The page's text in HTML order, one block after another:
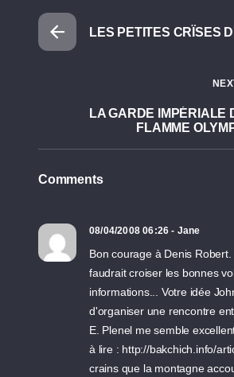
LES PETITES CRÏSES
LA GARDE IMPÉRIALE
FLAMME
Comments
08/04/2008 06:26 - Jane
Bon courage à Denis
faudrait croiser les bonnes
informations... Votre idée
d'organiser une rencontre
E. Plenel me semble
à lire : http://bakchich.info/
crains que la montagne